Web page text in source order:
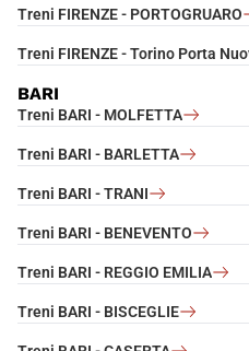
Treni FIRENZE - PORTOGRUARO
Treni FIRENZE - Torino Porta
BARI
Treni BARI - MOLFETTA
Treni BARI - BARLETTA
Treni BARI - TRANI
Treni BARI - BENEVENTO
Treni BARI - REGGIO EMILIA
Treni BARI - BISCEGLIE